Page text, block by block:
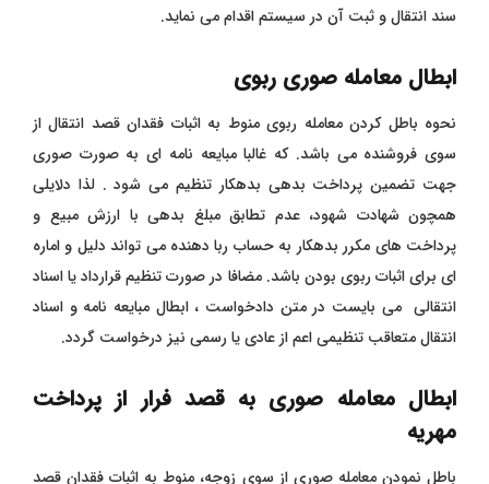
سند انتقال و ثبت آن در سیستم اقدام می نماید.
ابطال معامله صوری ربوی
نحوه باطل کردن معامله ربوی منوط به اثبات فقدان قصد انتقال از
سوی فروشنده می باشد. که غالبا مبایعه نامه ای به صورت صوری
جهت تضمین پرداخت بدهی بدهکار تنظیم می شود . لذا دلایلی
همچون شهادت شهود، عدم تطابق مبلغ بدهی با ارزش مبیع و
پرداخت های مکرر بدهکار به حساب ربا دهنده می تواند دلیل و اماره
ای برای اثبات ربوی بودن باشد. مضافا در صورت تنظیم قرارداد یا اسناد
انتقالی می بایست در متن دادخواست ، ابطال مبایعه نامه و اسناد
انتقال متعاقب تنظیمی اعم از عادی یا رسمی نیز درخواست گردد.
ابطال معامله صوری به قصد فرار از پرداخت
مهریه
باطل نمودن معامله صوری از سوی زوجه، منوط به اثبات فقدان قصد